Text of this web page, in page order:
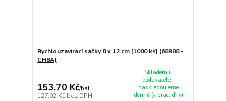
Rychlouzavírací sáčky 8 x 12 cm [1000 ks] (68908 -
CH8A)
153,70 Kč/bal.
127,02 Kč bez DPH
Skladem u
dodavatele -
naskladňujeme
denně (v prac. dny)